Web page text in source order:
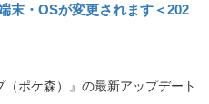
末・OSが変更されます＜202
（ポケ森）』の最新アップデート